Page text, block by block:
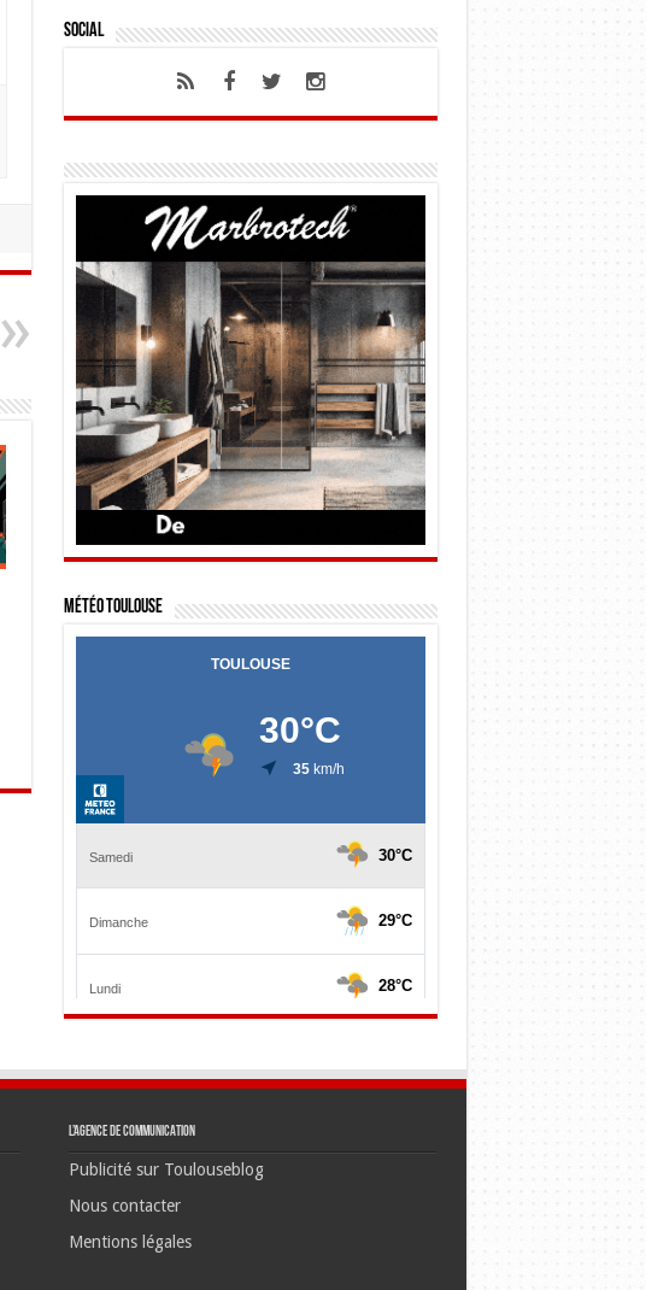
Social
Météo Toulouse
L’agence de communication
Publicité sur Toulouseblog
Nous contacter
Mentions légales